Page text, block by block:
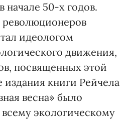
начале 50-х годов.
идеологом
движения,
посвященных этой
издания книги Рейчела
весна» было
экологическому